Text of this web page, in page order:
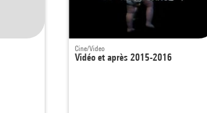
Cine/Video
Vidéo et après 2015-2016